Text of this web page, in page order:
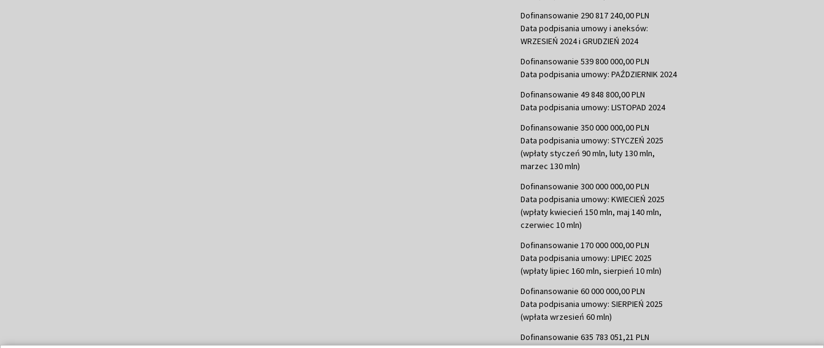
Dofinansowanie 290 817 240,00 PLN
Data podpisania umowy i aneksów:
WRZESIEŃ 2024 i GRUDZIEŃ 2024
Dofinansowanie 539 800 000,00 PLN
Data podpisania umowy: PAŹDZIERNIK 2024
Dofinansowanie 49 848 800,00 PLN
Data podpisania umowy: LISTOPAD 2024
Dofinansowanie 350 000 000,00 PLN
Data podpisania umowy: STYCZEŃ 2025
(wpłaty styczeń 90 mln, luty 130 mln,
marzec 130 mln)
Dofinansowanie 300 000 000,00 PLN
Data podpisania umowy: KWIECIEŃ 2025
(wpłaty kwiecień 150 mln, maj 140 mln,
czerwiec 10 mln)
Dofinansowanie 170 000 000,00 PLN
Data podpisania umowy: LIPIEC 2025
(wpłaty lipiec 160 mln, sierpień 10 mln)
Dofinansowanie 60 000 000,00 PLN
Data podpisania umowy: SIERPIEŃ 2025
(wpłata wrzesień 60 mln)
Dofinansowanie 635 783 051,21 PLN